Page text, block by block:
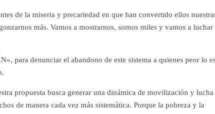
de la miseria y precariedad en que han convertido ellos
más. Vamos a mostrarnos, somos miles y vamos a luchar
para denunciar el abandono de este sistema a quienes peor lo
propuesta busca generar una dinámica de movilización y lucha
de manera cada vez más sistemática. Porque la pobreza y la